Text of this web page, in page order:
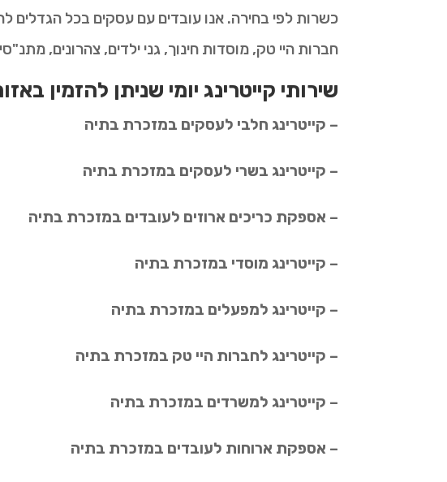
כשרות לפי בחירה. אנו עובדים עם עסקים בכל הגדלים
חברות היי טק, מוסדות חינוך, גני ילדים, צהרונים,
שירותי קייטרינג יומי שניתן להזמין
– קייטרינג חלבי לעסקים במזכרת בתיה
– קייטרינג בשרי לעסקים במזכרת בתיה
– אספקת כריכים ארוזים לעובדים במזכרת בתיה
– קייטרינג מוסדי במזכרת בתיה
– קייטרינג למפעלים במזכרת בתיה
– קייטרינג לחברות היי טק במזכרת בתיה
– קייטרינג למשרדים במזכרת בתיה
– אספקת ארוחות לעובדים במזכרת בתיה